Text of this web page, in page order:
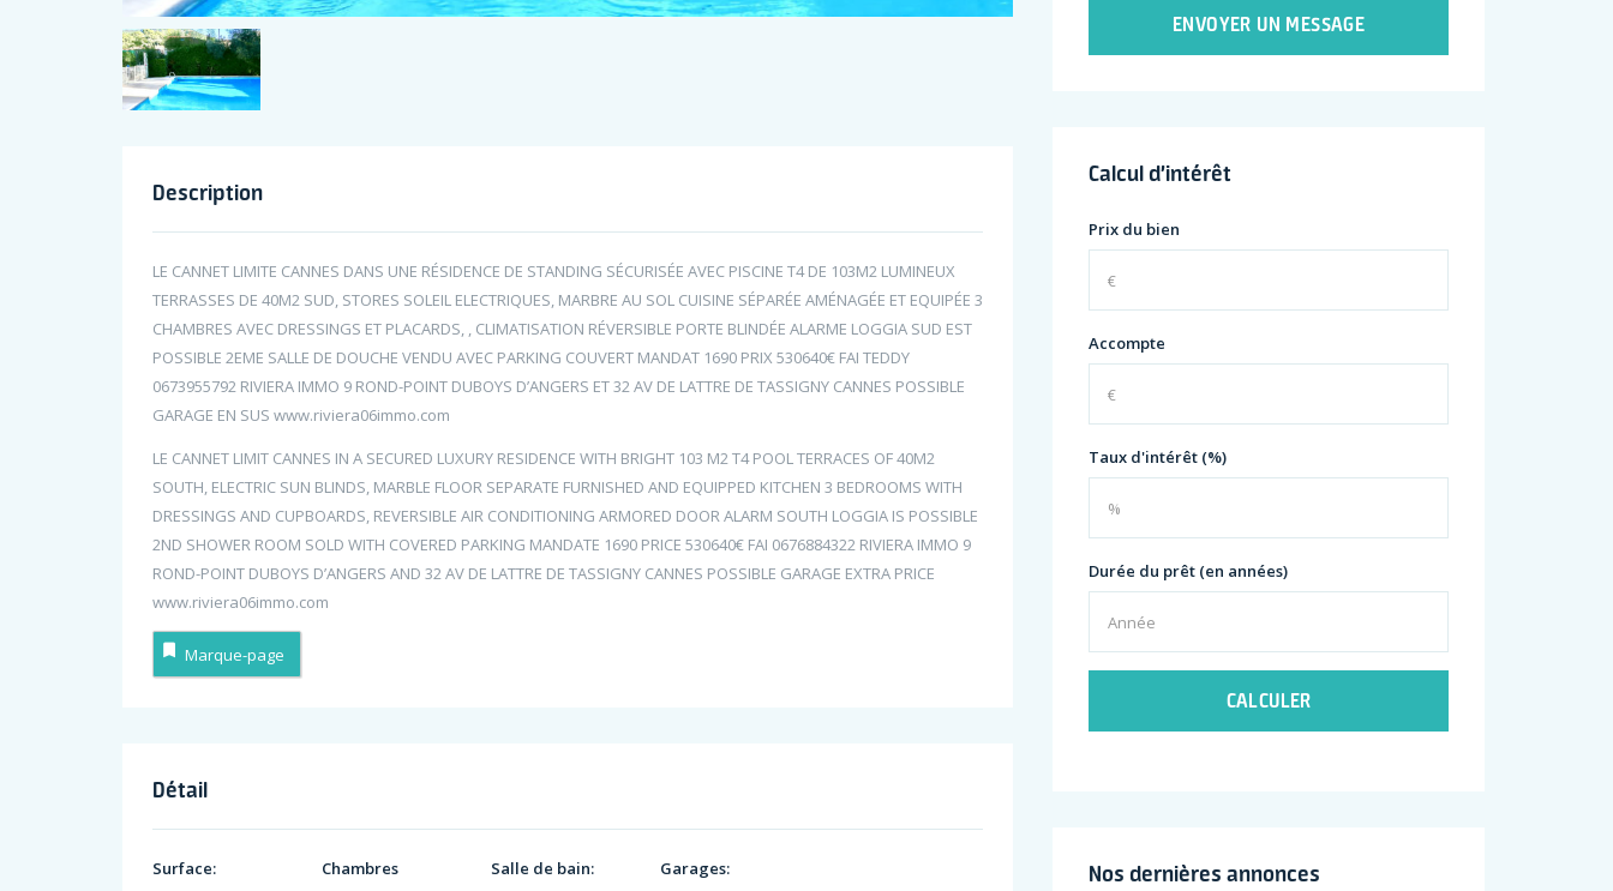
Description
LE CANNET LIMITE CANNES DANS UNE RÉSIDENCE DE STANDING SÉCURISÉE AVEC PISCINE T4 DE 103M2 LUMINEUX
TERRASSES DE 40M2 SUD, STORES SOLEIL ELECTRIQUES, MARBRE AU SOL CUISINE SÉPARÉE AMÉNAGÉE ET EQUIPÉE 3
CHAMBRES AVEC DRESSINGS ET PLACARDS, , CLIMATISATION RÉVERSIBLE PORTE BLINDÉE ALARME LOGGIA SUD EST
POSSIBLE 2EME SALLE DE DOUCHE VENDU AVEC PARKING COUVERT MANDAT 1690 PRIX 530640€ FAI TEDDY
0673955792 RIVIERA IMMO 9 ROND-POINT DUBOYS D’ANGERS ET 32 AV DE LATTRE DE TASSIGNY CANNES POSSIBLE
GARAGE EN SUS www.riviera06immo.com
LE CANNET LIMIT CANNES IN A SECURED LUXURY RESIDENCE WITH BRIGHT 103 M2 T4 POOL TERRACES OF 40M2
SOUTH, ELECTRIC SUN BLINDS, MARBLE FLOOR SEPARATE FURNISHED AND EQUIPPED KITCHEN 3 BEDROOMS WITH
DRESSINGS AND CUPBOARDS, REVERSIBLE AIR CONDITIONING ARMORED DOOR ALARM SOUTH LOGGIA IS POSSIBLE
2ND SHOWER ROOM SOLD WITH COVERED PARKING MANDATE 1690 PRICE 530640€ FAI 0676884322 RIVIERA IMMO 9
ROND-POINT DUBOYS D’ANGERS AND 32 AV DE LATTRE DE TASSIGNY CANNES POSSIBLE GARAGE EXTRA PRICE
www.riviera06immo.com
Marque-page
Détail
Surface:
Chambres
Salle de bain:
Garages:
ENVOYER UN MESSAGE
Calcul d’intérêt
Prix du bien
Accompte
Taux d'intérêt (%)
Durée du prêt (en années)
CALCULER
Nos dernières annonces